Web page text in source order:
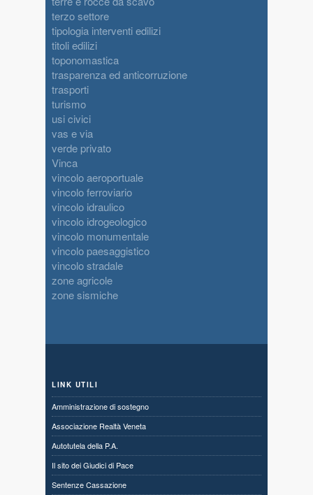
terzo settore
tipologia interventi edilizi
titoli edilizi
toponomastica
trasparenza ed anticorruzione
trasporti
turismo
usi civici
vas e via
verde privato
Vinca
vincolo aeroportuale
vincolo ferroviario
vincolo idraulico
vincolo idrogeologico
vincolo monumentale
vincolo paesaggistico
vincolo stradale
zone agricole
zone sismiche
LINK UTILI
Amministrazione di sostegno
Associazione Realtà Veneta
Autotutela della P.A.
Il sito dei Giudici di Pace
Sentenze Cassazione